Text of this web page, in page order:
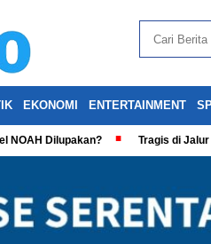
EKONOMI ENTERTAINMENT
NOAH Dilupakan? Tragis di